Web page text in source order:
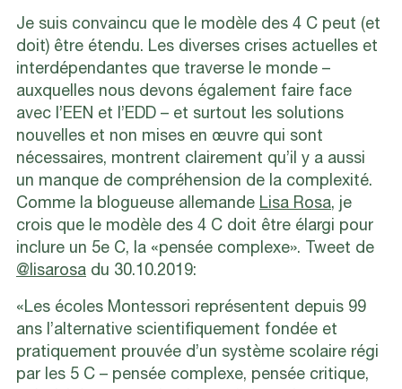
Je suis convaincu que le modèle des 4 C peut (et
doit) être étendu. Les diverses crises actuelles et
interdépendantes que traverse le monde –
auxquelles nous devons également faire face
avec l’EEN et l’EDD – et surtout les solutions
nouvelles et non mises en œuvre qui sont
nécessaires, montrent clairement qu’il y a aussi
un manque de compréhension de la complexité.
Comme la blogueuse allemande Lisa Rosa, je
crois que le modèle des 4 C doit être élargi pour
inclure un 5e C, la «pensée complexe». Tweet de
@lisarosa du 30.10.2019:
«Les écoles Montessori représentent depuis 99
ans l’alternative scientifiquement fondée et
pratiquement prouvée d’un système scolaire régi
par les 5 C – pensée complexe, pensée critique,